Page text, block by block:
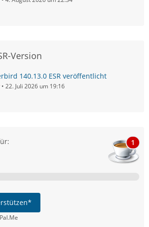
Version
140.13.0 ESR veröffentlicht
22. Juli 2026 um 19:16
1